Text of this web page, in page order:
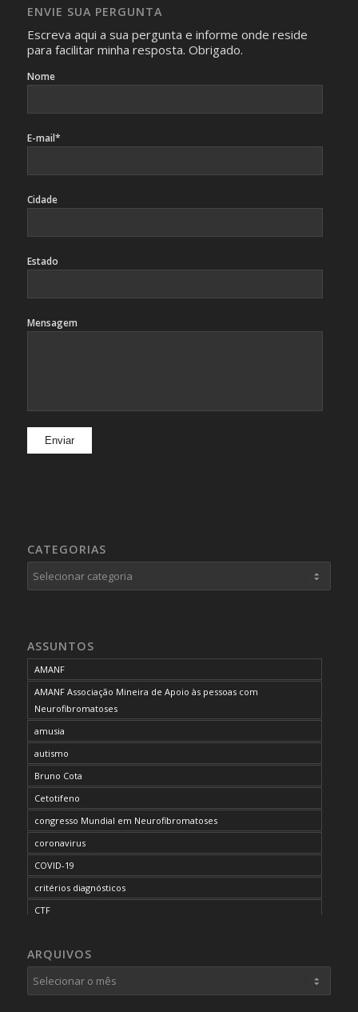
identificação da pessoa fotografada.
ENVIE SUA PERGUNTA
Escreva aqui a sua pergunta e informe onde reside
para facilitar minha resposta. Obrigado.
Nome
E-mail*
Cidade
Estado
Mensagem
CATEGORIAS
Categorias
ASSUNTOS
AMANF
AMANF Associação Mineira de Apoio às pessoas com
Neurofibromatoses
amusia
autismo
Bruno Cota
Cetotifeno
congresso Mundial em Neurofibromatoses
coronavirus
COVID-19
critérios diagnósticos
CTF
desordem do processamento auditivo
diagnóstico
ARQUIVOS